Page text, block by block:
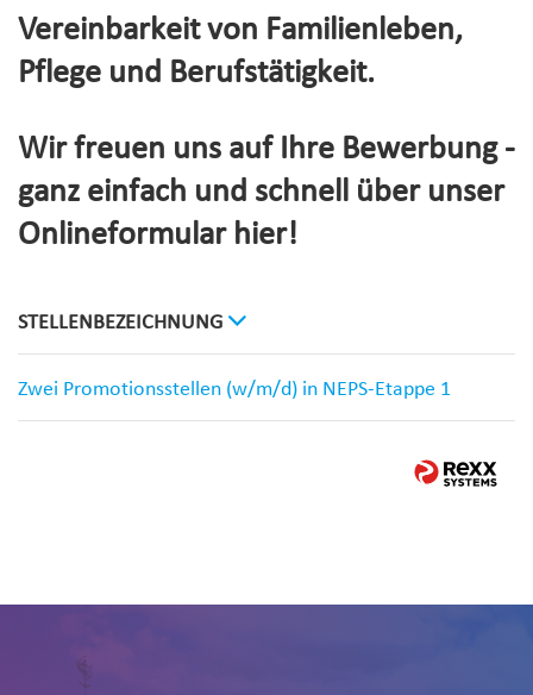
Vereinbarkeit von Familienleben,
Pflege und Berufstätigkeit.
Wir freuen uns auf Ihre Bewerbung -
ganz einfach und schnell über unser
Onlineformular hier!
STELLENBEZEICHNUNG
Zwei Promotionsstellen (w/m/d) in NEPS-Etappe 1